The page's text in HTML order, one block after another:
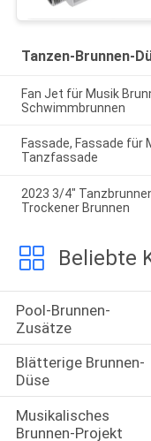
Tanzen-Brunnen-
Fan Jet für Musik
Schwimmbrunnen
Fassade, Fassade für
Tanzfassade
2023 3/4"
Trockener Brunnen
Beliebte
Pool-Brunnen-
Zusätze
Blätterige Brunnen-
Düse
Musikalisches
Brunnen-Projekt